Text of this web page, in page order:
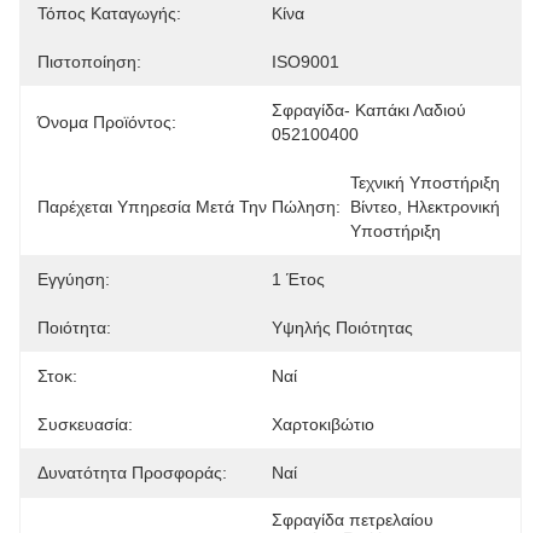
Τόπος Καταγωγής: Κίνα
Πιστοποίηση: ISO9001
Όνομα Προϊόντος:
Σφραγίδα- Καπάκι Λαδιού
052100400
Παρέχεται Υπηρεσία Μετά Την Πώληση:
Τεχνική Υποστήριξη
Βίντεο, Ηλεκτρονική
Υποστήριξη
Εγγύηση: 1 Έτος
Ποιότητα: Υψηλής Ποιότητας
Στοκ: Ναί
Συσκευασία: Χαρτοκιβώτιο
Δυνατότητα Προσφοράς: Ναί
Σφραγίδα πετρελαίου